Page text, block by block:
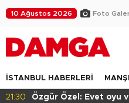
10 Ağustos 2026 Foto
İSTANBUL HABERLERİ
21:28 Erdoğan'ın